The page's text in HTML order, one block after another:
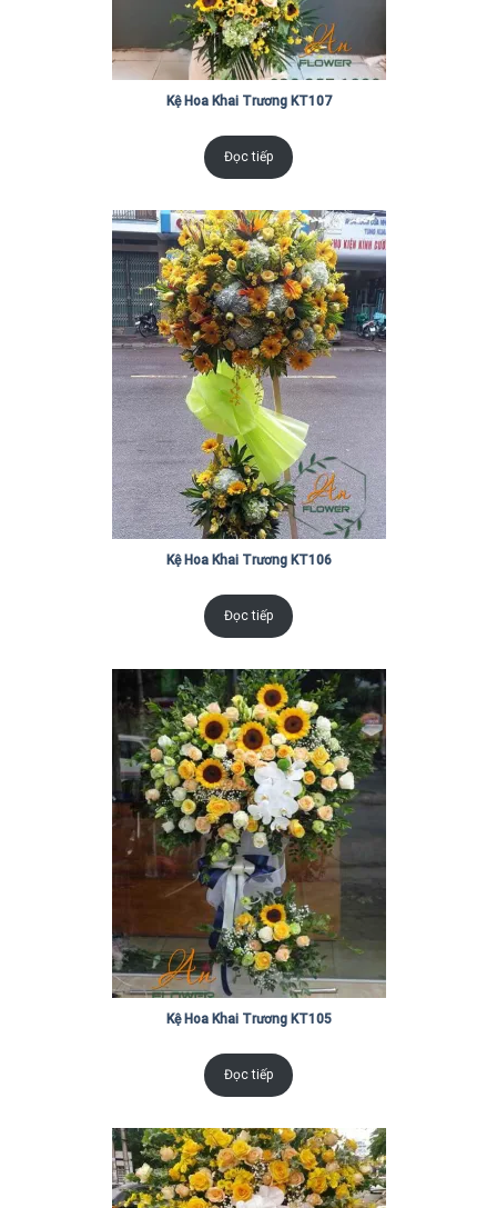
Kệ Hoa Khai Trương KT107
Đọc tiếp
Kệ Hoa Khai Trương KT106
Đọc tiếp
Kệ Hoa Khai Trương KT105
Đọc tiếp